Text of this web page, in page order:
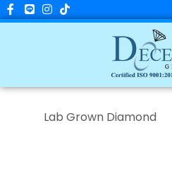
Skip
Lab Grown Diamond